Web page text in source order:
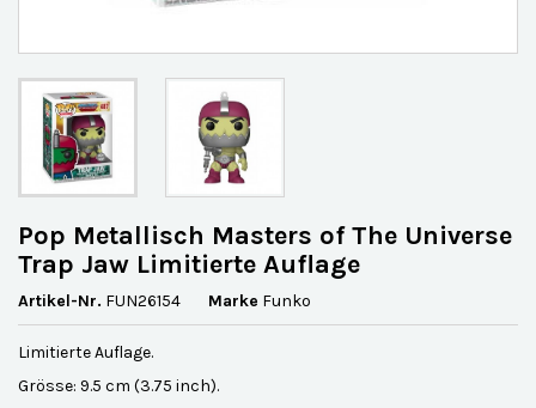
Pop Metallisch Masters of The Universe
Trap Jaw Limitierte Auflage
Artikel-Nr. FUN26154 Marke Funko
Limitierte Auflage.
Grösse: 9.5 cm (3.75 inch).